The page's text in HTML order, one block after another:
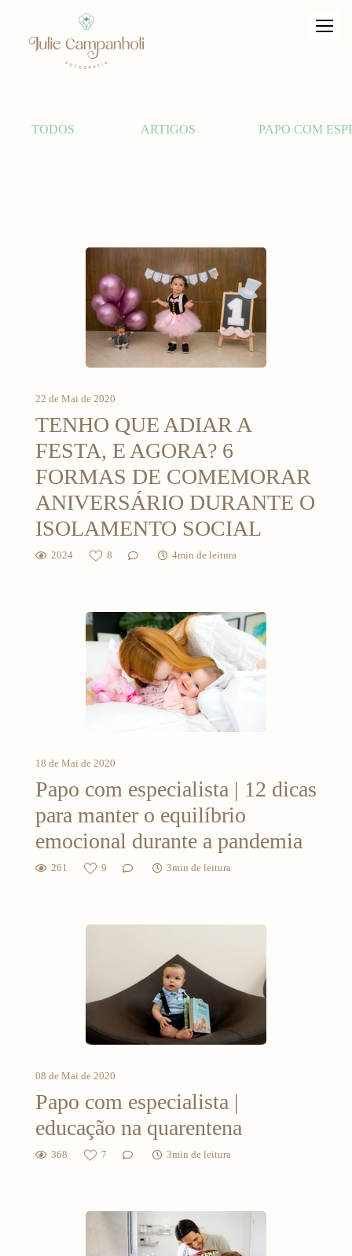
TODOS ARTIGOS PAPO COM
22 de Mai de 2020
TENHO QUE ADIAR A
FESTA, E AGORA? 6
FORMAS DE COMEMORAR
ANIVERSÁRIO DURANTE O
ISOLAMENTO SOCIAL
2024 8 4min de leitura
18 de Mai de 2020
Papo com especialista | 12 dicas
para manter o equilíbrio
emocional durante a pandemia
261 9 3min de leitura
08 de Mai de 2020
Papo com especialista |
educação na quarentena
368 7 3min de leitura